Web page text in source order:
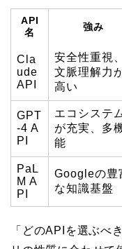
API
名
強み
Cla
ude
API
安全性重視、
文脈理解力
高い
GPT
-4 A
PI
エコシステ
が充実、多
能
PaL
M A
PI
Googleの豊
な知識基盤
「どのAPIを選ぶべ